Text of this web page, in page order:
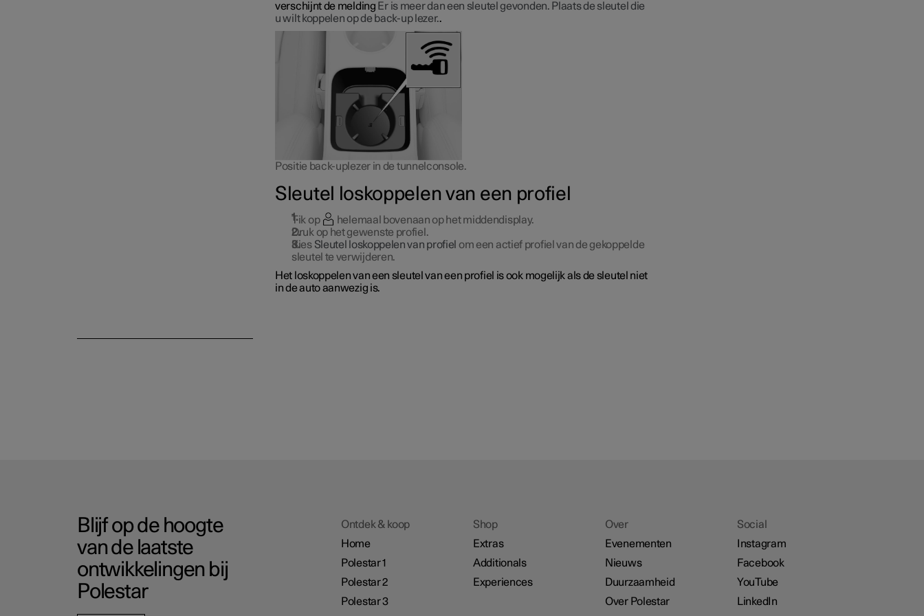
verschijnt de melding Er is meer dan een sleutel gevonden. Plaats de sleutel die
u wilt koppelen op de back-up lezer..
Positie back-uplezer in de tunnelconsole.
Sleutel loskoppelen van een profiel
Tik op
helemaal bovenaan op het middendisplay.
Druk op het gewenste profiel.
Kies Sleutel loskoppelen van profiel om een actief profiel van de gekoppelde
sleutel te verwijderen.
Het loskoppelen van een sleutel van een profiel is ook mogelijk als de sleutel niet
in de auto aanwezig is.
Blijf op de hoogte
van de laatste
ontwikkelingen bij
Polestar
Ontdek & koop
Home
Polestar 1
Polestar 2
Polestar 3
Shop
Extras
Additionals
Experiences
Over
Evenementen
Nieuws
Duurzaamheid
Over Polestar
Social
Instagram
Facebook
YouTube
LinkedIn